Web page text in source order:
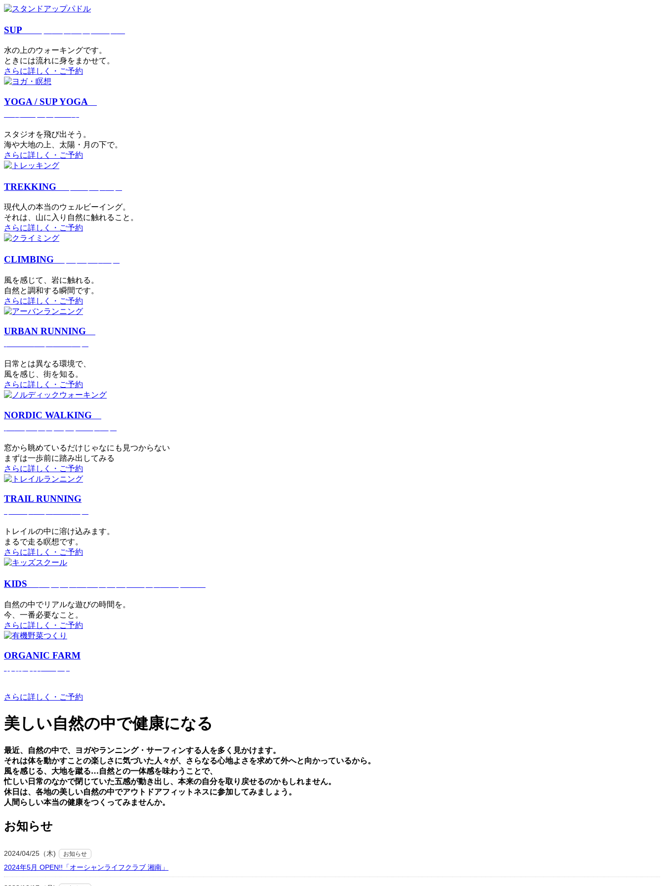
SUP
⽔の上のウォーキングです。
ときには流れに身をまかせて。
さらに詳しく・ご予約
YOGA / SUP YOGA
スタジオを⾶び出そう。
海や大地の上、太陽・⽉の下で。
さらに詳しく・ご予約
TREKKING
現代⼈の本当のウェルビーイング。
それは、⼭に⼊り⾃然に触れること。
さらに詳しく・ご予約
CLIMBING
⾵を感じて、岩に触れる。
⾃然と調和する瞬間です。
さらに詳しく・ご予約
URBAN RUNNING
日常とは異なる環境で、
風を感じ、街を知る。
さらに詳しく・ご予約
NORDIC WALKING
窓から眺めているだけじゃなにも見つからない
まずは一歩前に踏み出してみる
さらに詳しく・ご予約
TRAIL RUNNING
トレイルの中に溶け込みます。
まるで⾛る瞑想です。
さらに詳しく・ご予約
KIDS
⾃然の中でリアルな遊びの時間を。
今、⼀番必要なこと。
さらに詳しく・ご予約
ORGANIC FARM
さらに詳しく・ご予約
美しい⾃然の中で健康になる
最近、⾃然の中で、ヨガやランニング・サーフィンする⼈を多く⾒かけます。
それは体を動かすことの楽しさに気づいた⼈々が、さらなる⼼地よさを求めて外へと向かっているから。
⾵を感じる、⼤地を蹴る…⾃然との⼀体感を味わうことで、
忙しい⽇常のなかで閉じていた五感が動き出し、本来の⾃分を取り戻せるのかもしれません。
休⽇は、各地の美しい⾃然の中でアウトドアフィットネスに参加してみましょう。
⼈間らしい本当の健康をつくってみませんか。
お知らせ
2024/04/25（木) お知らせ
2024年5月 OPEN!!「オーシャンライフクラブ 湘南」